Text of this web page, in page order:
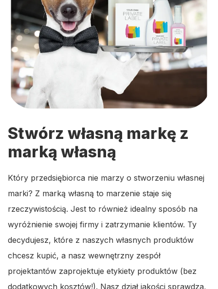
Stwórz własną markę z
marką własną
Który przedsiębiorca nie marzy o stworzeniu własnej
marki? Z marką własną to marzenie staje się
rzeczywistością. Jest to również idealny sposób na
wyróżnienie swojej firmy i zatrzymanie klientów. Ty
decydujesz, które z naszych własnych produktów
chcesz kupić, a nasz wewnętrzny zespół
projektantów zaprojektuje etykiety produktów (bez
dodatkowych kosztów!). Nasz dział jakości sprawdza,